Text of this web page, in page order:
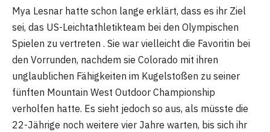
Mya Lesnar hatte schon lange erklärt, dass es ihr Ziel
sei, das US-Leichtathletikteam bei den Olympischen
Spielen zu vertreten . Sie war vielleicht die Favoritin bei
den Vorrunden, nachdem sie Colorado mit ihren
unglaublichen Fähigkeiten im Kugelstoßen zu seiner
fünften Mountain West Outdoor Championship
verholfen hatte. Es sieht jedoch so aus, als müsste die
22-Jährige noch weitere vier Jahre warten, bis sich ihr